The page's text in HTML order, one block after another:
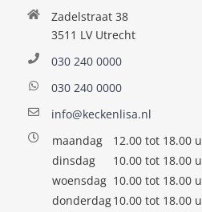
Zadelstraat 38
3511 LV Utrecht
030 240 0000
030 240 0000
info@keckenlisa.nl
maandag
12.00 tot 18.00 u
dinsdag
10.00 tot 18.00 u
woensdag 10.00 tot 18.00 u
donderdag10.00 tot 18.00 u